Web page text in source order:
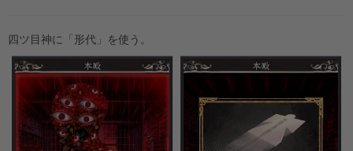
四ツ目神に「形代」を使う。